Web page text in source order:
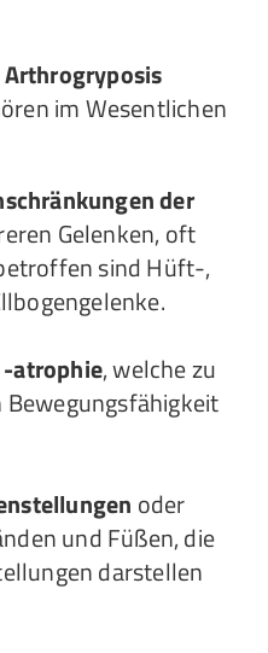
im Wesentlichen
der
Gelenken, oft
sind Hüft-,
atrophie, welche zu
oder
und Füßen, die
darstellen